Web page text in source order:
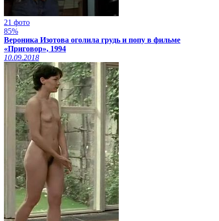
21 фото
85%
Вероника Изотова оголила грудь и попу в фильме
«Приговор», 1994
10.09.2018